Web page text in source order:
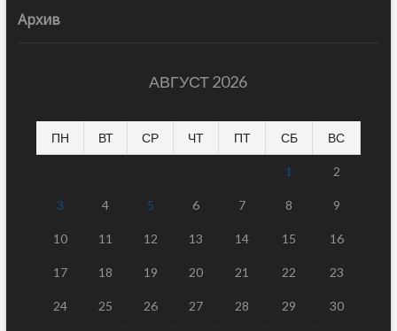
Архив
АВГУСТ 2026
ПН ВТ СР ЧТ ПТ СБ ВС
1 2
3 4 5 6 7 8 9
10 11 12 13 14 15 16
17 18 19 20 21 22 23
24 25 26 27 28 29 30